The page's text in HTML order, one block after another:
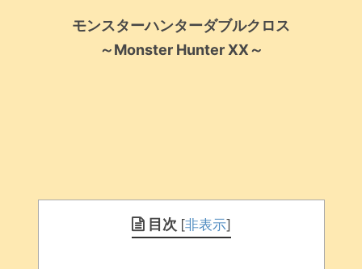
モンスターハンターダブルクロス
～Monster Hunter XX～
目次 [非表示]